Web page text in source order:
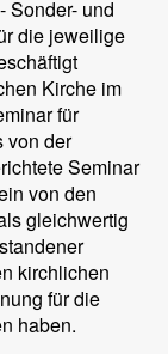
Sonder- und
die jeweilige
Kirche im
für
von der
Seminar
von den
gleichwertig
kirchlichen
für die
haben.